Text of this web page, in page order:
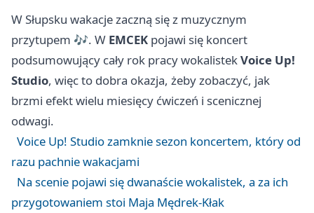
W Słupsku wakacje zaczną się z muzycznym
przytupem 🎶. W EMCEK pojawi się koncert
podsumowujący cały rok pracy wokalistekVoice Up!
Studio, więc to dobra okazja, żeby zobaczyć, jak
brzmi efekt wielu miesięcy ćwiczeń i scenicznej
odwagi.
Voice Up! Studio zamknie sezon koncertem, który od
razu pachnie wakacjami
Na scenie pojawi się dwanaście wokalistek, a za ich
przygotowaniem stoi Maja Mędrek-Kłak